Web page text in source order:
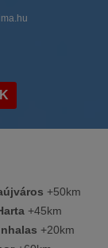
+50km
+45km
+20km